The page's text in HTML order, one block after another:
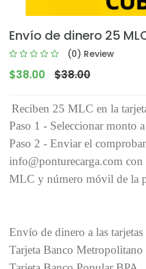
Envío de dinero 25
(0) Review
$38.00 $38.00
Reciben 25 MLC en la
Paso 1 - Seleccionar monto
Paso 2 - Enviar el
info@ponturecarga.com con
MLC y número móvil de la
Envío de dinero a las
Tarjeta Banco Metropolitano